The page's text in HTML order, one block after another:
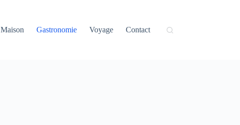
Maison Gastronomie Voyage Contact